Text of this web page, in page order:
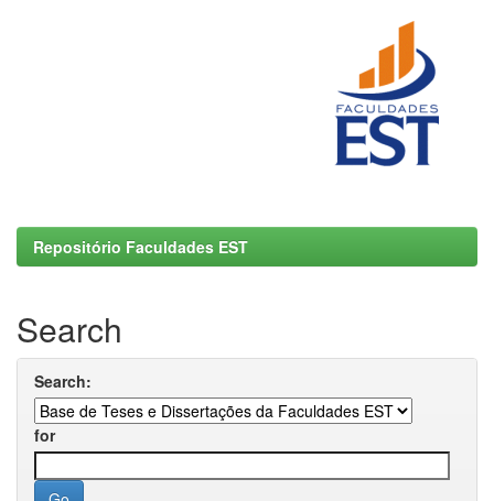
Repositório Faculdades EST
Search
Search:
for